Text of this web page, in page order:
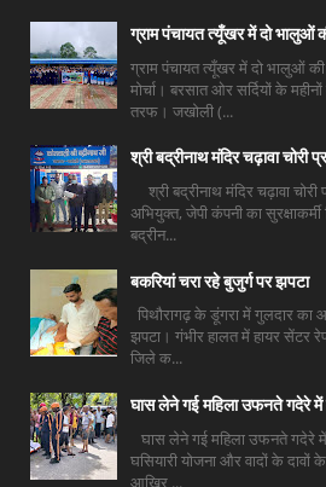
ग्राम पंचायत त्यूँखर में दो भालुओं
ग्राम पंचायत त्यूँखर में दो भालुओं
मोर्चा। बरसात ओर सर्दियों के
तरफ। जखोली (...
श्री बद्रीनाथ मंदिर चढ़ावा चोरी
श्री बद्रीनाथ मंदिर चढ़ावा
अभियुक्त, जेपी कंपनी का सुरक्षाकर्मी
बद्रीन...
बकरियां चरा रहे बुजुर्ग पर झपटा
पिथौरागढ़ के डूंगरा में गुलदार का
झपटा। गंभीर हालत में हायर सेंटर
जिले क...
घास लेने गई महिला उफनते गदेरे में
घास लेने गई महिला उफनते गदेरे में
घसियारी योजना और वादों के दावों
आखिर ...